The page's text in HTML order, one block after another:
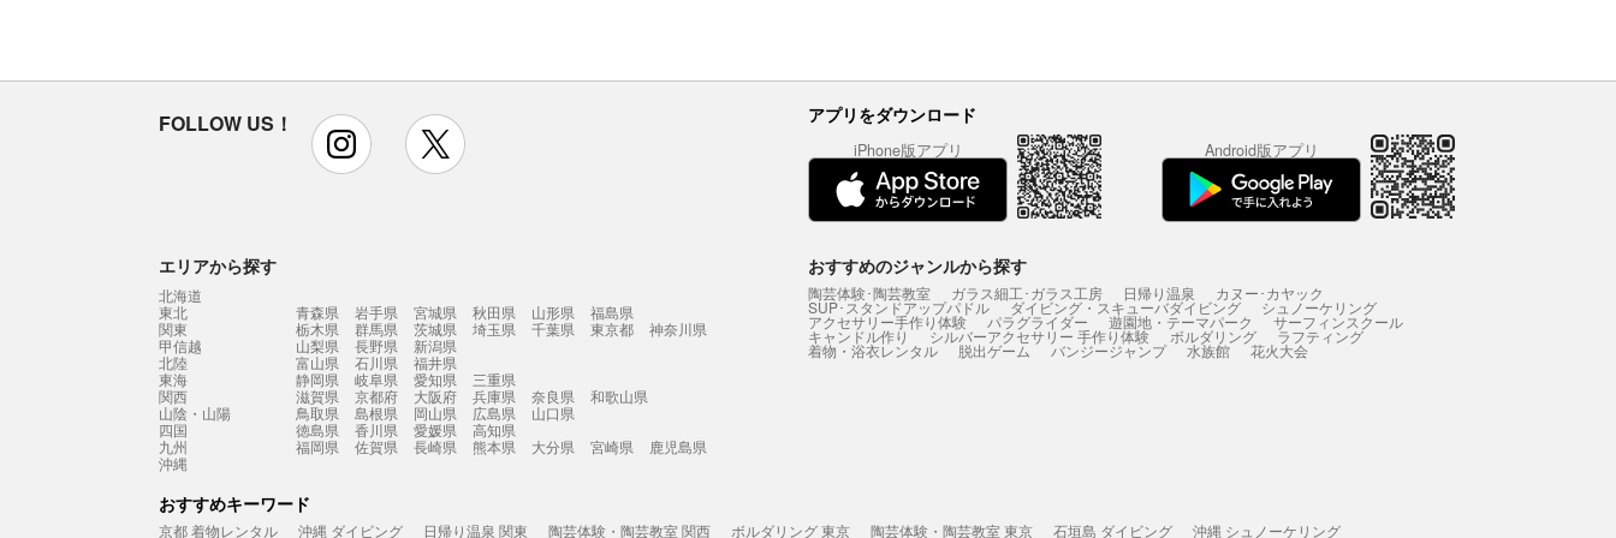
FOLLOW US！ instagram アプリをダウンロード
iPhone版アプリ Android版アプリ
エリアから探す
北海道
東北
青森県 岩手県 宮城県 秋田県 山形県
福島県
関東
栃木県 群馬県 茨城県 埼玉県 千葉県 東京都
神奈川県
甲信越
山梨県 長野県
新潟県
北陸
富山県 石川県
福井県
東海
静岡県 岐阜県 愛知県
三重県
関西
滋賀県 京都府 大阪府 兵庫県 奈良県
和歌山県
山陰・山陽
鳥取県 島根県 岡山県 広島県
山口県
四国
徳島県 香川県 愛媛県
高知県
九州
福岡県 佐賀県 長崎県 熊本県 大分県 宮崎県
鹿児島県
沖縄
おすすめのジャンルから探す
陶芸体験･陶芸教室 ガラス細工･ガラス工房 日帰り温泉 カヌー･カヤック
SUP･スタンドアップパドル ダイビング・スキューバダイビング シュノーケリング
アクセサリー手作り体験 パラグライダー 遊園地・テーマパーク サーフィンスクール
キャンドル作り シルバーアクセサリー 手作り体験 ボルダリング ラフティング
着物・浴衣レンタル 脱出ゲーム バンジージャンプ 水族館 花火大会
おすすめキーワード
京都 着物レンタル 沖縄 ダイビング 日帰り温泉 関東 陶芸体験・陶芸教室 関西 ボルダリング 東京 陶芸体験・陶芸教室 東京 石垣島 ダイビング 沖縄 シュノーケリング